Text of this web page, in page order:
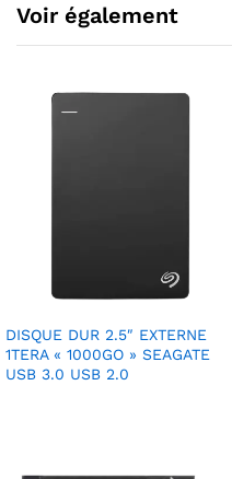
Voir également
DISQUE DUR 2.5″ EXTERNE
1TERA « 1000GO » SEAGATE
USB 3.0 USB 2.0